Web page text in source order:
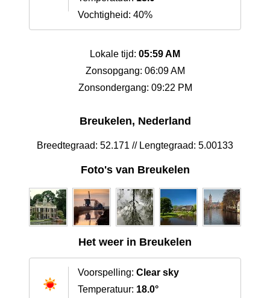
Vochtigheid: 40%
Lokale tijd: 05:59 AM
Zonsopgang: 06:09 AM
Zonsondergang: 09:22 PM
Breukelen, Nederland
Breedtegraad: 52.171 // Lengtegraad: 5.00133
Foto's van Breukelen
Het weer in Breukelen
Voorspelling: Clear sky
Temperatuur: 18.0°